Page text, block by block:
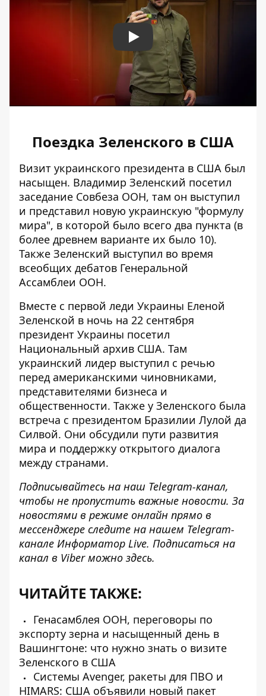
Play
Поездка Зеленского в США
Визит украинского президента в США был
насыщен. Владимир Зеленский посетил
заседание Совбеза ООН, там он выступил
и представил новую украинскую "формулу
мира", в которой было всего два пункта (в
более древнем варианте их было 10).
Также Зеленский выступил во время
всеобщих дебатов Генеральной
Ассамблеи ООН.
Вместе с первой леди Украины Еленой
Зеленской в ​​ночь на 22 сентября
президент Украины посетил
Национальный архив США. Там
украинский лидер выступил с речью
перед американскими чиновниками,
представителями бизнеса и
общественности. Также у Зеленского была
встреча с президентом Бразилии Лулой да
Силвой. Они обсудили пути развития
мира и поддержку открытого диалога
между странами.
Подписывайтесь на наш Telegram-канал,
чтобы не пропустить важные новости. За
новостями в режиме онлайн прямо в
мессенджере следите на нашем Telegram-
канале Информатор Live. Подписаться на
канал в Viber можно здесь.
ЧИТАЙТЕ ТАКЖЕ:
Генасамблея ООН, переговоры по
экспорту зерна и насыщенный день в
Вашингтоне: что нужно знать о визите
Зеленского в США
Системы Avenger, ракеты для ПВО и
HIMARS: США объявили новый пакет